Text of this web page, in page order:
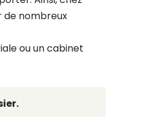
de nombreux
ou un cabinet